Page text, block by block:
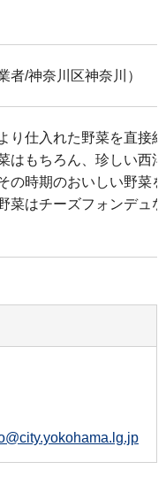
者/神奈川区神奈川）
り仕入れた野菜を直接
はもちろん、珍しい西
の時期のおいしい野菜
菜はチーズフォンデュ